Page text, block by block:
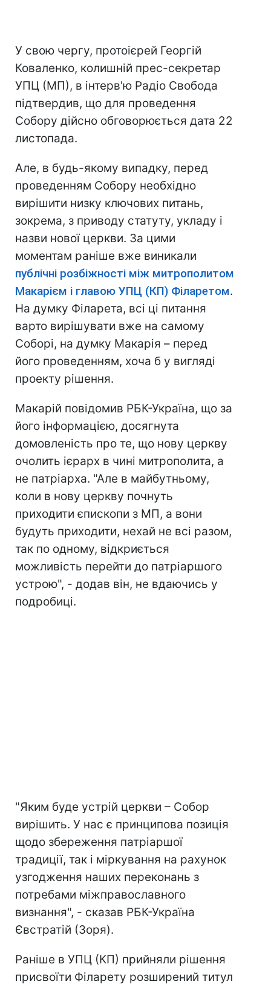
У свою чергу, протоієрей Георгій
Коваленко, колишній прес-секретар
УПЦ (МП), в інтерв'ю Радіо Свобода
підтвердив, що для проведення
Собору дійсно обговорюється дата 22
листопада.
Але, в будь-якому випадку, перед
проведенням Собору необхідно
вирішити низку ключових питань,
зокрема, з приводу статуту, укладу і
назви нової церкви. За цими
моментам раніше вже виникали
публічні розбіжності між митрополитом
Макарієм і главою УПЦ (КП) Філаретом.
На думку Філарета, всі ці питання
варто вирішувати вже на самому
Соборі, на думку Макарія – перед
його проведенням, хоча б у вигляді
проекту рішення.
Макарій повідомив РБК-Україна, що за
його інформацією, досягнута
домовленість про те, що нову церкву
очолить ієрарх в чині митрополита, а
не патріарха. "Але в майбутньому,
коли в нову церкву почнуть
приходити єпископи з МП, а вони
будуть приходити, нехай не всі разом,
так по одному, відкриється
можливість перейти до патріаршого
устрою", - додав він, не вдаючись у
подробиці.
"Яким буде устрій церкви – Собор
вирішить. У нас є принципова позиція
щодо збереження патріаршої
традиції, так і міркування на рахунок
узгодження наших переконань з
потребами міжправославного
визнання", - сказав РБК-Україна
Євстратій (Зоря).
Раніше в УПЦ (КП) прийняли рішення
присвоїти Філарету розширений титул